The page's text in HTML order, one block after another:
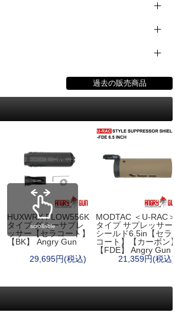
過去の販売商品
HUXWRX FLOW556K
タイプ ダミーサプレ
ッサー【セラコート】
【BK】 Angry Gun
29,695円(税込)
MODTAC ＜U-RAC
タイプ サプレッサー
シールド6.5in【セラ
コート】【カーボン
【FDE】 Angry Gun
21,359円(税込)
scrollable